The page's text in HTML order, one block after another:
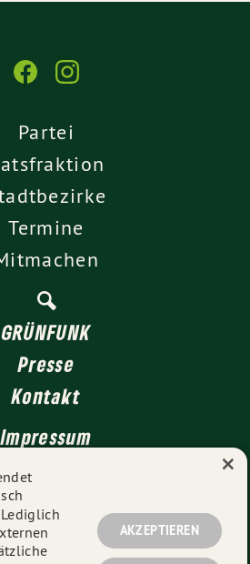
Partei
Termine
GRÜNFUNK
Presse
Kontakt
Impressum
- Alle Rechte vorbehalten.
AKZEPTIEREN
×